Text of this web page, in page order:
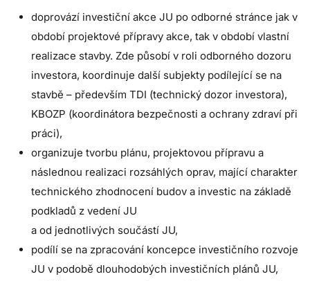
doprovází investiční akce JU po odborné stránce jak v
období projektové přípravy akce, tak v období vlastní
realizace stavby. Zde působí v roli odborného dozoru
investora, koordinuje další subjekty podílející se na
stavbě – především TDI (technický dozor investora),
KBOZP (koordinátora bezpečnosti a ochrany zdraví při
práci),
organizuje tvorbu plánu, projektovou přípravu a
následnou realizaci rozsáhlých oprav, mající charakter
technického zhodnocení budov a investic na základě
podkladů z vedení JU
a od jednotlivých součástí JU,
podílí se na zpracování koncepce investičního rozvoje
JU v podobě dlouhodobých investičních plánů JU,